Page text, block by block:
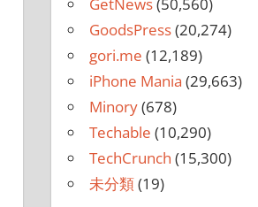
GoodsPress(20,274)
gori.me (12,189)
iPhone Mania (29,663)
Minory(678)
Techable (10,290)
TechCrunch (15,300)
未分類(19)